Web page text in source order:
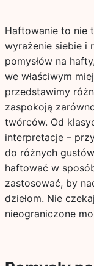
Haftowanie to nie
wyrażenie siebie i
pomysłów na
we właściwym
przedstawimy
zaspokoją
twórców. Od
interpretacje –
do różnych
haftować w
zastosować, by
dziełom. Nie
nieograniczone